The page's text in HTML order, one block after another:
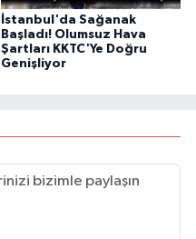
İstanbul'da Sağanak
Başladı! Olumsuz Hava
Şartları KKTC'Ye Doğru
Genişliyor